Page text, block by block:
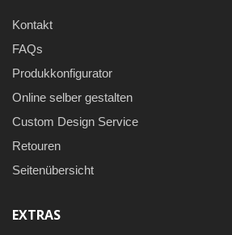
Kontakt
FAQs
Produkkonfigurator
Online selber gestalten
Custom Design Service
Retouren
Seitenübersicht
EXTRAS